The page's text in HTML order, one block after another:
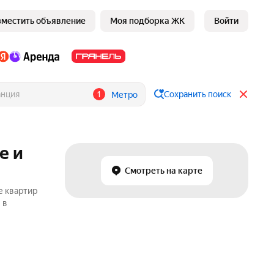
объявление Моя подборка ЖК Войти
1 Метро Сохранить поиск
Смотреть на карте
и
квартир
в